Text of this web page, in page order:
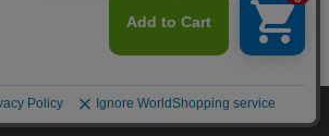
ログイン お気に入り お知らせ